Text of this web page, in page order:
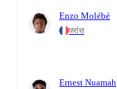
Enzo Molébé
फ़्रांस
Ernest Nuamah